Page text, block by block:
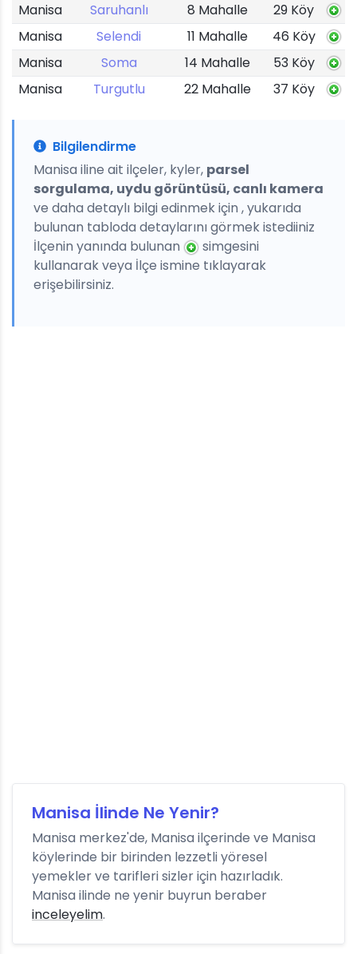
Manisa
Saruhanlı 8 Mahalle
29 Köy
Manisa
Selendi 11 Mahalle
46 Köy
Manisa
Soma 14 Mahalle
53 Köy
Manisa
Turgutlu 22 Mahalle 37 Köy
Bilgilendirme
Manisa iline ait ilçeler, kyler, parsel
sorgulama, uydu görüntüsü, canlı kamera
ve daha detaylı bilgi edinmek için , yukarıda
bulunan tabloda detaylarını görmek istediiniz
İlçenin yanında bulunan
simgesini
kullanarak veya İlçe ismine tıklayarak
erişebilirsiniz.
Manisa İlinde Ne Yenir?
Manisa merkez'de, Manisa ilçerinde ve Manisa
köylerinde bir birinden lezzetli yöresel
yemekler ve tarifleri sizler için hazırladık.
Manisa ilinde ne yenir buyrun beraber
inceleyelim.